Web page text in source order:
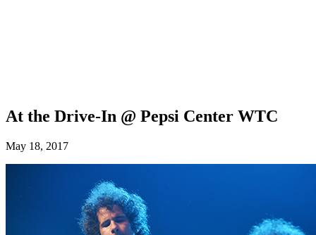
At the Drive-In @ Pepsi Center WTC
May 18, 2017